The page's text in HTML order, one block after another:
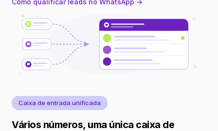
Como qualificar leads no WhatsApp →
Caixa de entrada unificada
Vários números, uma única caixa de